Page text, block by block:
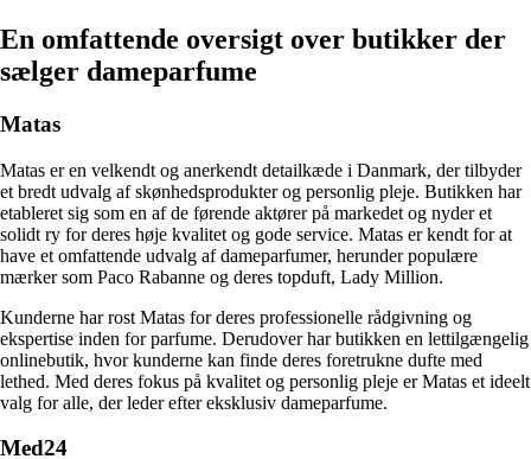
En omfattende oversigt over butikker der
sælger dameparfume
Matas
Matas er en velkendt og anerkendt detailkæde i Danmark, der tilbyder
et bredt udvalg af skønhedsprodukter og personlig pleje. Butikken har
etableret sig som en af de førende aktører på markedet og nyder et
solidt ry for deres høje kvalitet og gode service. Matas er kendt for at
have et omfattende udvalg af dameparfumer, herunder populære
mærker som Paco Rabanne og deres topduft, Lady Million.
Kunderne har rost Matas for deres professionelle rådgivning og
ekspertise inden for parfume. Derudover har butikken en lettilgængelig
onlinebutik, hvor kunderne kan finde deres foretrukne dufte med
lethed. Med deres fokus på kvalitet og personlig pleje er Matas et ideelt
valg for alle, der leder efter eksklusiv dameparfume.
Med24